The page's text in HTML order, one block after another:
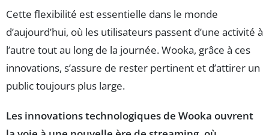
Cette flexibilité est essentielle dans le monde
d’aujourd’hui, où les utilisateurs passent d’une activité à
l’autre tout au long de la journée. Wooka, grâce à ces
innovations, s’assure de rester pertinent et d’attirer un
public toujours plus large.
Les innovations technologiques de Wooka ouvrent